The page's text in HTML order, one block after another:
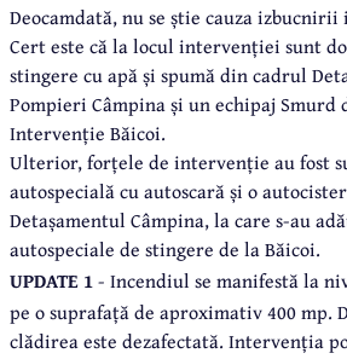
Deocamdată, nu se știe cauza
Cert este că la locul intervenției sunt
stingere cu apă și spumă din cadrul
Pompieri Câmpina și un echipaj Smurd
Intervenție Băicoi.
Ulterior, forțele de intervenție au fost
autospecială cu autoscară și o
Detașamentul Câmpina, la care s-au
autospeciale de stingere de la Băicoi.
UPDATE 1- Incendiul se manifestă la
pe o suprafață de aproximativ 400 mp.
clădirea este dezafectată. Intervenția